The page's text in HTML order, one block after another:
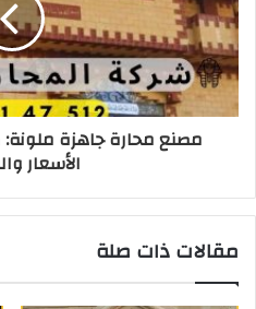
مصنع محارة جاهزة
الأسعار
مقالات ذات صلة